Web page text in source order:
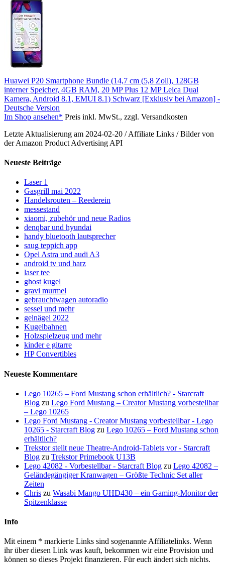
Huawei P20 Smartphone Bundle (14,7 cm (5,8 Zoll), 128GB
interner Speicher, 4GB RAM, 20 MP Plus 12 MP Leica Dual
Kamera, Android 8.1, EMUI 8.1) Schwarz [Exklusiv bei Amazon] -
Deutsche Version
Im Shop ansehen* Preis inkl. MwSt., zzgl. Versandkosten
Letzte Aktualisierung am 2024-02-20 / Affiliate Links / Bilder von
der Amazon Product Advertising API
Neueste Beiträge
Laser 1
Gasgrill mai 2022
Handelsrouten – Reederein
messestand
xiaomi, zubehör und neue Radios
denqbar und hyundai
handy bluetooth lautsprecher
saug teppich app
Opel Astra und audi A3
android tv und harz
laser tee
ghost kugel
gravi murmel
gebrauchtwagen autoradio
sessel und mehr
gelnägel 2022
Kugelbahnen
Holzspielzeug und mehr
kinder e gitarre
HP Convertibles
Neueste Kommentare
Lego 10265 – Ford Mustang schon erhältlich? - Starcraft
Blog zu Lego Ford Mustang – Creator Mustang vorbestellbar
– Lego 10265
Lego Ford Mustang - Creator Mustang vorbestellbar - Lego
10265 - Starcraft Blog zu Lego 10265 – Ford Mustang schon
erhältlich?
Trekstor stellt neue Theatre-Android-Tablets vor - Starcraft
Blog zu Trekstor Primebook U13B
Lego 42082 - Vorbestellbar - Starcraft Blog zu Lego 42082 –
Geländegängiger Kranwagen – Größte Technic Set aller
Zeiten
Chris zu Wasabi Mango UHD430 – ein Gaming-Monitor der
Spitzenklasse
Info
Mit einem * markierte Links sind sogenannte Affiliatelinks. Wenn
ihr über diesen Link was kauft, bekommen wir eine Provision und
können so dieses Projekt finanzieren. Für euch ändert sich nichts.